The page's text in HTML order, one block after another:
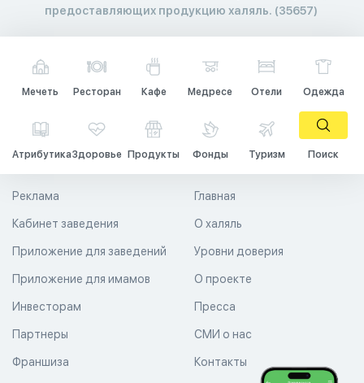
предоставляющих продукцию халяль. (35657)
Мечеть Ресторан Кафе Медресе Отели Одежда
АтрибутикаЗдоровье Продукты Фонды Туризм Поиск
Главная
О халяль
Уровни доверия
Реклама
Кабинет заведения
Приложение для заведений
Приложение для имамов О проекте
Пресса
СМИ о нас
Контакты
Инвесторам
Партнеры
Франшиза